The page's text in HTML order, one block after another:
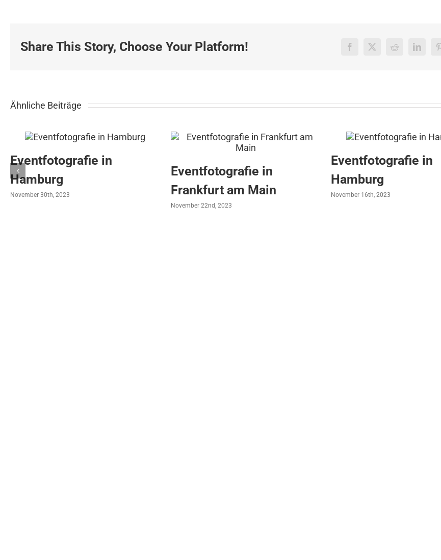
Share This Story, Choose Your Platform! Facebook
X Reddit
Ähnliche Beiträge
Eventfotografie in
Hamburg
November 30th, 2023
Eventfotografie in
Frankfurt am Main
November 22nd, 2023
Eventfotografie in
Hamburg
November 16th, 2023